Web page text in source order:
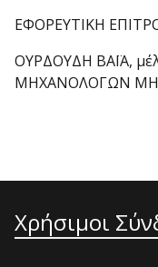
ΕΦΟΡΕΥΤΙΚΗ
ΟΥΡΔΟΥΔΗ ΒΑΪΑ,
ΜΗΧΑΝΟΛΟΓΩΝ
Χρήσιμοι